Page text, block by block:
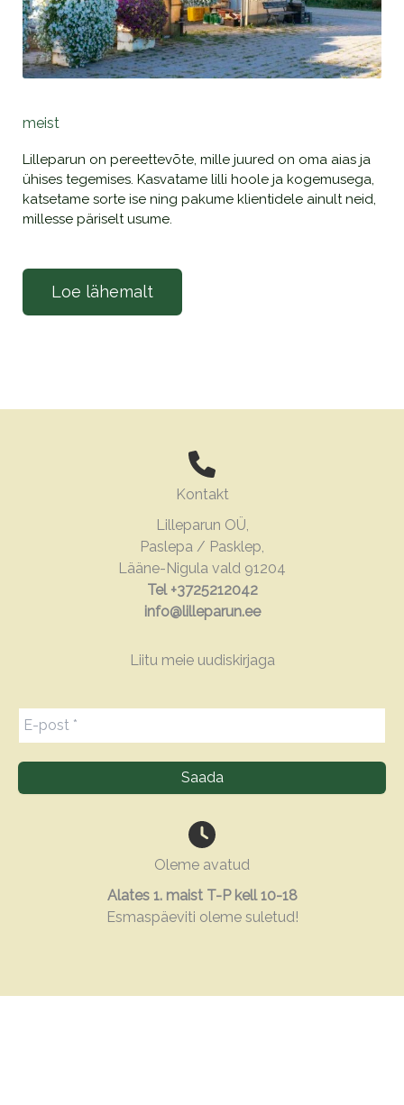
meist
Lilleparun on pereettevõte, mille juured on oma aias ja
ühises tegemises. Kasvatame lilli hoole ja kogemusega,
katsetame sorte ise ning pakume klientidele ainult neid,
millesse päriselt usume.
Loe lähemalt
Kontakt
Lilleparun OÜ,
Paslepa / Pasklep,
Lääne-Nigula vald 91204
Tel +3725212042
info@lilleparun.ee
Liitu meie uudiskirjaga
Oleme avatud
Alates 1. maist T-P kell 10-18
Esmaspäeviti oleme suletud!